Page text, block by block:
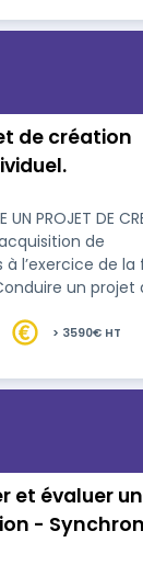
de création
PROJET DE
de
l’exercice de
un projet
différentes
serait une
des
formation action
en ligne avec
> 3590€ HT
et évaluer
-